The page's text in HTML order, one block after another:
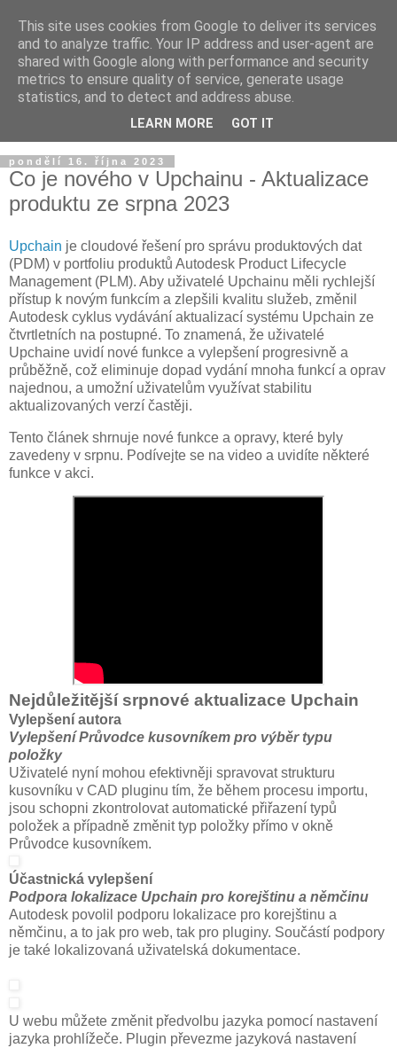
pondělí 16. října 2023
Co je nového v Upchainu - Aktualizace
produktu ze srpna 2023
Upchain je cloudové řešení pro správu produktových dat
(PDM) v portfoliu produktů Autodesk Product Lifecycle
Management (PLM). Aby uživatelé Upchainu měli rychlejší
přístup k novým funkcím a zlepšili kvalitu služeb, změnil
Autodesk cyklus vydávání aktualizací systému Upchain ze
čtvrtletních na postupné. To znamená, že uživatelé
Upchaine uvidí nové funkce a vylepšení progresivně a
průběžně, což eliminuje dopad vydání mnoha funkcí a oprav
najednou, a umožní uživatelům využívat stabilitu
aktualizovaných verzí častěji.
Tento článek shrnuje nové funkce a opravy, které byly
zavedeny v srpnu. Podívejte se na video a uvidíte některé
funkce v akci.
Nejdůležitější srpnové aktualizace Upchain
Vylepšení autora
Vylepšení Průvodce kusovníkem pro výběr typu
položky
Uživatelé nyní mohou efektivněji spravovat strukturu
kusovníku v CAD pluginu tím, že během procesu importu,
jsou schopni zkontrolovat automatické přiřazení typů
položek a případně změnit typ položky přímo v okně
Průvodce kusovníkem.
Účastnická vylepšení
Podpora lokalizace Upchain pro korejštinu a němčinu
Autodesk povolil podporu lokalizace pro korejštinu a
němčinu, a to jak pro web, tak pro pluginy. Součástí podpory
je také lokalizovaná uživatelská dokumentace.
U webu můžete změnit předvolbu jazyka pomocí nastavení
jazyka prohlížeče. Plugin převezme jazyková nastavení
This site uses cookies from Google to deliver its services
and to analyze traffic. Your IP address and user-agent are
shared with Google along with performance and security
metrics to ensure quality of service, generate usage
statistics, and to detect and address abuse.
LEARN MORE GOT IT